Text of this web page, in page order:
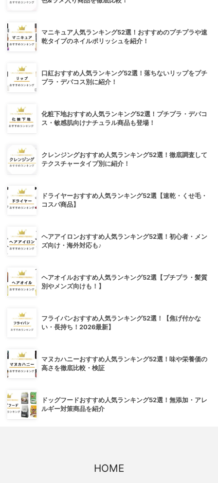
マニキュア人気ランキング52選！おすすめのプチプラや速
乾タイプのネイルポリッシュを紹介！
口紅おすすめ人気ランキング52選！落ちないリップをプチ
プラ・デパコス別に紹介！
化粧下地おすすめ人気ランキング52選！プチプラ・デパコ
ス・敏感肌向けナチュラル商品も登場！
クレンジングおすすめ人気ランキング52選！徹底調査して
テクスチャータイプ別に紹介！
ドライヤーおすすめ人気ランキング52選【速乾・くせ毛・
コスパ商品】
ヘアアイロンおすすめ人気ランキング52選！初心者・メン
ズ向け・海外対応も♪
ヘアオイルおすすめ人気ランキング52選【プチプラ・髪質
別やメンズ向けも！】
フライパンおすすめ人気ランキング52選！【焦げ付かな
い・長持ち！2026最新】
マヌカハニーおすすめ人気ランキング52選！味や栄養価の
高さを徹底比較・検証
ドッグフードおすすめ人気ランキング52選！無添加・アレ
ルギー対策商品を紹介
HOME